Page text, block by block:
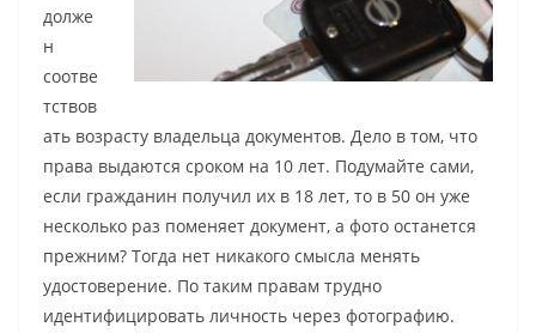
долже
н
соотве
тствов
ать возрасту владельца документов. Дело в том, что
права выдаются сроком на 10 лет. Подумайте сами,
если гражданин получил их в 18 лет, то в 50 он уже
несколько раз поменяет документ, а фото останется
прежним? Тогда нет никакого смысла менять
удостоверение. По таким правам трудно
идентифицировать личность через фотографию.